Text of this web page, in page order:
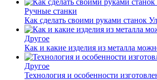
Ручные станки
Как сделать своими руками станок
Другое
Как и какие изделия из металла
Другое
Технология и особенности